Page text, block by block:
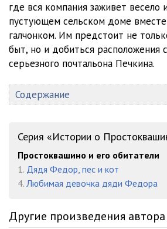
03 Происки кота Матроскина
04 Продолжение происков Матроскина
05 Большое спасение дяди Федора.
Tjotja.Djadi.Fedora
02 Телеграмма
03 Ночь
04 Нацеливание
где вся компания заживет весело
пустующем сельском доме
галчонком. Им предстоит не
быт, но и добиться расположения
серьезного почтальона Печкина.
Содержание
Серия «Истории о
Простоквашино и его обитатели
1. Дядя Федор, пес и кот
4. Любимая девочка дяди Федора
Другие произведения автора